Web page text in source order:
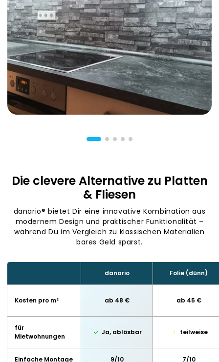
Die clevere Alternative zu Platten
& Fliesen
danario® bietet Dir eine innovative Kombination aus
modernem Design und praktischer Funktionalität –
während Du im Vergleich zu klassischen Materialien
bares Geld sparst.
danario Folie (dünn)
Kosten pro m² ab 48 € ab 45 €
für
Mietwohnungen
Ja, ablösbar teilweise
Einfache Montage 9/10 7/10